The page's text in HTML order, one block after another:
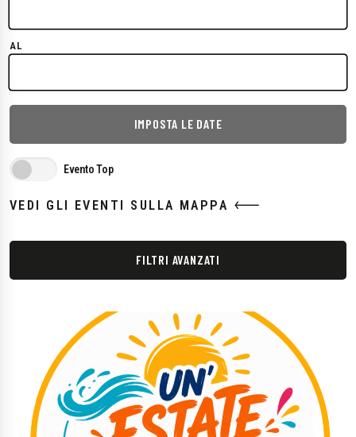
AL
IMPOSTA LE DATE
Evento Top
VEDI GLI EVENTI SULLA MAPPA
FILTRI AVANZATI